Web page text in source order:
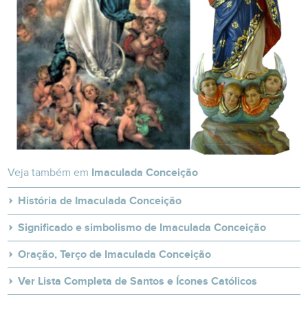
Veja também em Imaculada Conceição
História de Imaculada Conceição
Significado e simbolismo de Imaculada Conceição
Oração, Terço de Imaculada Conceição
Ver Lista Completa de Santos e Ícones Católicos